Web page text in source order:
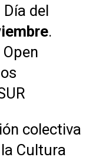
del
.
colectiva
la Cultura